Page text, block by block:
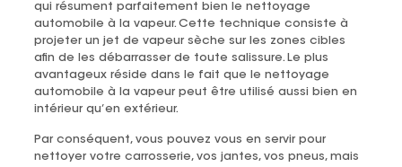
qui résument parfaitement bien le nettoyage
automobile à la vapeur. Cette technique consiste à
projeter un jet de vapeur sèche sur les zones cibles
afin de les débarrasser de toute salissure. Le plus
avantageux réside dans le fait que le nettoyage
automobile à la vapeur peut être utilisé aussi bien en
intérieur qu’en extérieur.
Par conséquent, vous pouvez vous en servir pour
nettoyer votre carrosserie, vos jantes, vos pneus, mais